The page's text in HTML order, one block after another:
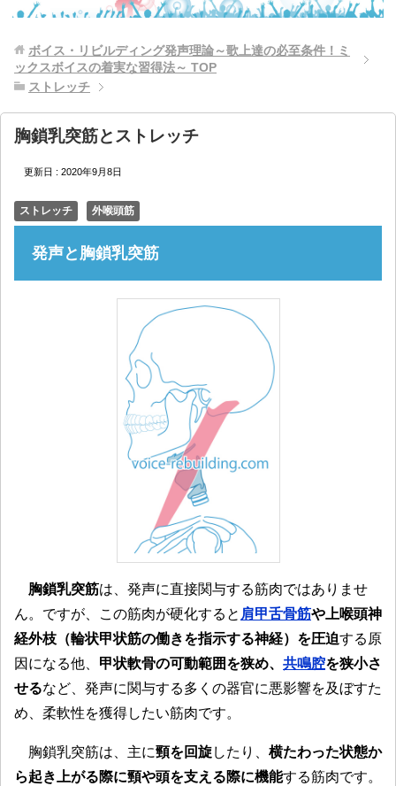
ボイス・リビルディング発声理論～歌上達の必至条件！ミ
ックスボイスの着実な習得法～ TOP
ストレッチ
胸鎖乳突筋とストレッチ
更新日 :2020年9月8日
ストレッチ 外喉頭筋
発声と胸鎖乳突筋
胸鎖乳突筋は、発声に直接関与する筋肉ではありませ
ん。ですが、この筋肉が硬化すると 肩甲舌骨筋や上喉頭神
経外枝（輪状甲状筋の働きを指示する神経）を圧迫する原
因になる他、 甲状軟骨の可動範囲を狭め、 共鳴腔を狭小さ
せるなど、発声に関与する多くの器官に悪影響を及ぼすた
め、柔軟性を獲得したい筋肉です。
胸鎖乳突筋は、主に頸を回旋したり、 横たわった状態か
ら起き上がる際に頸や頭を支える際に機能する筋肉です。